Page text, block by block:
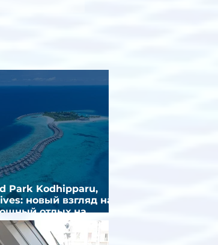
Park Kodhipparu,
новый взгляд на
отдых на